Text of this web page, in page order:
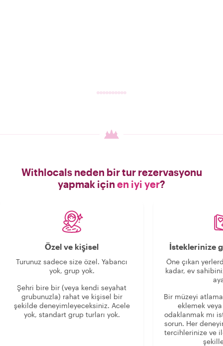
Withlocals neden bir tur rezervasyonu
yapmak için en iyi yer?
Özel ve kişisel
Turunuz sadece size özel. Yabancı
yok, grup yok.
Şehri bire bir (veya kendi seyahat
grubunuzla) rahat ve kişisel bir
şekilde deneyimleyeceksiniz. Acele
yok, standart grup turları yok.
İsteklerinize
Öne çıkan
kadar, ev
Bir müzeyi
eklemek
odaklanmak mı
sorun. Her
tercihlerinize ve